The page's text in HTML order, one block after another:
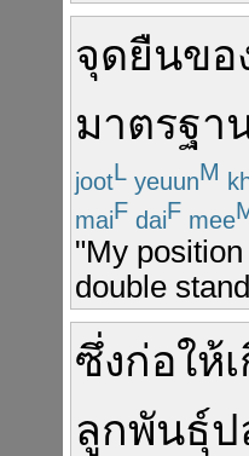
จุดยืนขอ
มาตรฐา
jootL yeuunM
maiF daiF mee
"My
double
ซึ่งก่อให้
ลูกพันธุ์ป